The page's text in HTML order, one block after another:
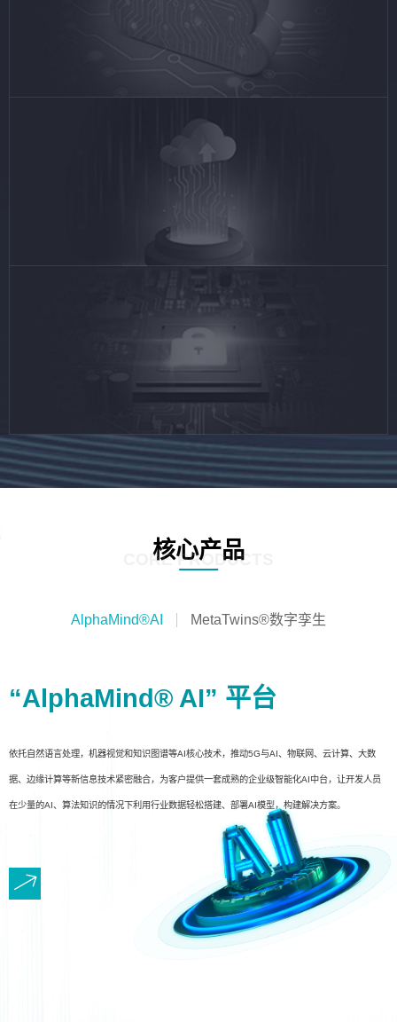
核心产品
CORE PRODUCTS
AlphaMind®AI MetaTwins®数字孪生
“AlphaMind® AI” 平台
依托自然语言处理，机器视觉和知识图谱等AI核心技术，推动5G与AI、物联网、云计算、大数
据、边缘计算等新信息技术紧密融合，为客户提供一套成熟的企业级智能化AI中台，让开发人员
在少量的AI、算法知识的情况下利用行业数据轻松搭建、部署AI模型，构建解决方案。